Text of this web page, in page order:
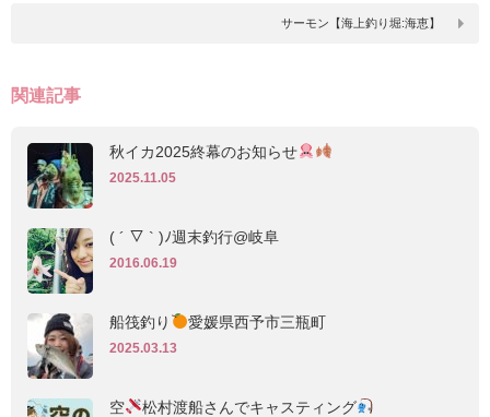
サーモン【海上釣り堀:海恵】
関連記事
秋イカ2025終幕のお知らせ
2025.11.05
( ´ ▽ ` )ﾉ週末釣行@岐阜
2016.06.19
船筏釣り 愛媛県西予市三瓶町
2025.03.13
空 松村渡船さんでキャスティング